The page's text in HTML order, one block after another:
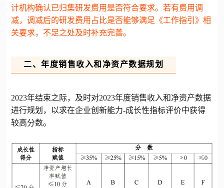
计机构确认已归集研发费用是否符合要求。若有费用调
减，调减后的研发费用占比是否能够满足《工作指引》相
关要求，不足之处及时补充完善。
二、年度销售收入和净资产数据规划
2023年结束之际，及时对2023年度销售收入和净资产数据
进行规划，以求在企业创新能力-成长性指标评价中获得
较高分数。